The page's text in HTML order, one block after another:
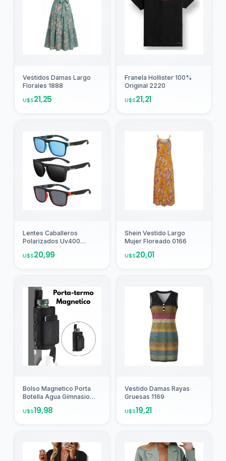
Vestidos Damas Largo
Florales 1888
U$S21,25
Franela Hollister 100%
Original 2220
U$S21,21
Lentes Caballeros
Polarizados Uv400
U$S20,99
Shein Vestido Largo
Mujer Floreado 0166
U$S20,01
Bolso Magnetico Porta
Botella Agua Gimnasio
U$S19,98
Vestido Damas Rayas
Gruesas 1169
U$S19,21